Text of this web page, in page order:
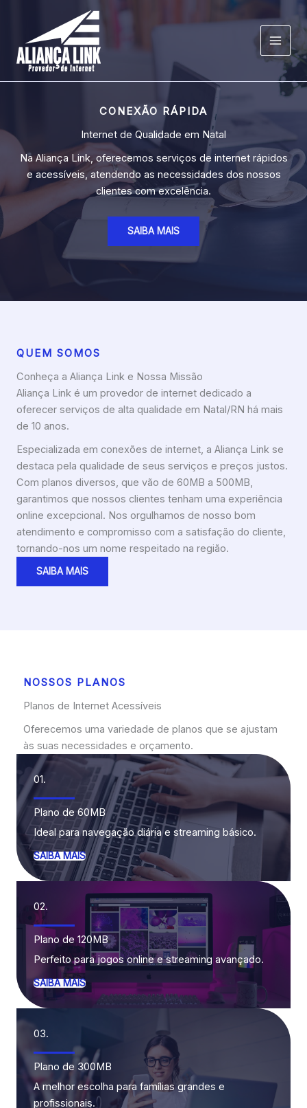
conteúdo
MAIN
CONEXÃO RÁPIDA
Internet de Qualidade em Natal
Na Aliança Link, oferecemos serviços de internet rápidos
e acessíveis, atendendo as necessidades dos nossos
clientes com excelência.
SAIBA MAIS
QUEM SOMOS
Conheça a Aliança Link e Nossa Missão
Aliança Link é um provedor de internet dedicado a
oferecer serviços de alta qualidade em Natal/RN há mais
de 10 anos.
Especializada em conexões de internet, a Aliança Link se
destaca pela qualidade de seus serviços e preços justos.
Com planos diversos, que vão de 60MB a 500MB,
garantimos que nossos clientes tenham uma experiência
online excepcional. Nos orgulhamos de nosso bom
atendimento e compromisso com a satisfação do cliente,
tornando-nos um nome respeitado na região.
SAIBA MAIS
NOSSOS PLANOS
Planos de Internet Acessíveis
Oferecemos uma variedade de planos que se ajustam
às suas necessidades e orçamento.
01.
Plano de 60MB
Ideal para navegação diária e streaming básico.
SAIBA MAIS
02.
Plano de 120MB
Perfeito para jogos online e streaming avançado.
SAIBA MAIS
03.
Plano de 300MB
A melhor escolha para famílias grandes e
profissionais.